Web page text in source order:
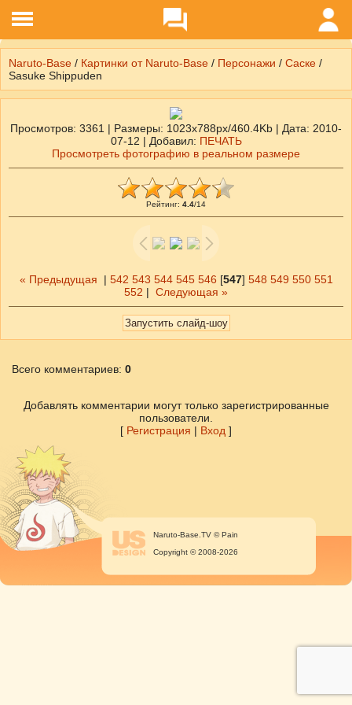
Naruto-Base / Картинки от Naruto-Base / Персонажи / Саске /
Sasuke Shippuden
Просмотров: 3361 | Размеры: 1023x788px/460.4Kb | Дата: 2010-
07-12 | Добавил: ПЕЧАТЬ
Просмотреть фотографию в реальном размере
Рейтинг: 4.4/14
« Предыдущая | 542 543 544 545 546 [547] 548 549 550 551
552 | Следующая »
Всего комментариев: 0
Добавлять комментарии могут только зарегистрированные
пользователи.
[ Регистрация | Вход ]
Naruto-Base.TV © Pain
Copyright © 2008-2026